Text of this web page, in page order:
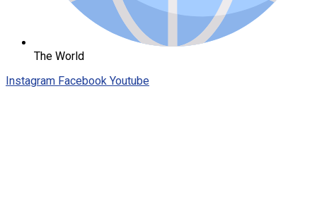
The World
Instagram Facebook Youtube